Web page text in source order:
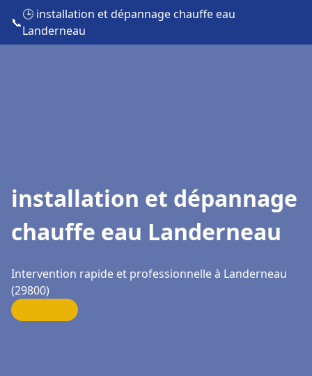
📞
🕒 installation et dépannage chauffe eau
Landerneau
installation et dépannage
chauffe eau Landerneau
Intervention rapide et professionnelle à Landerneau
(29800)